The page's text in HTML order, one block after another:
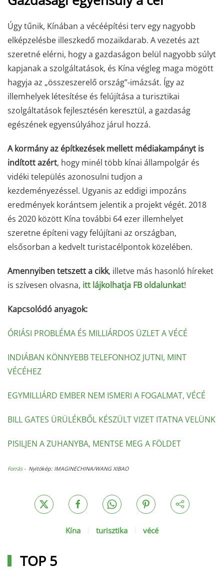
Úgy tűnik, Kínában a vécéépítési terv egy nagyobb
elképzelésbe illeszkedő mozaikdarab. A vezetés azt
szeretné elérni, hogy a gazdaságon belül nagyobb súlyt
kapjanak a szolgáltatások, és Kína végleg maga mögött
hagyja az „összeszerelő ország”-imázsát. Így az
illemhelyek létesítése és felújítása a turisztikai
szolgáltatások fejlesztésén keresztül, a gazdaság
egészének egyensúlyához járul hozzá.
A kormány az építkezések mellett médiakampányt is
indított azért, hogy minél több kínai állampolgár és
vidéki település azonosulni tudjon a
kezdeményezéssel. Ugyanis az eddigi impozáns
eredmények korántsem jelentik a projekt végét. 2018
és 2020 között Kína további 64 ezer illemhelyet
szeretne építeni vagy felújítani az országban,
elsősorban a kedvelt turistacélpontok közelében.
Amennyiben tetszett a cikk, illetve más hasonló híreket
is szívesen olvasna, itt lájkolhatja FB oldalunkat!
Kapcsolódó anyagok:
ÓRIÁSI PROBLÉMA ÉS MILLIÁRDOS ÜZLET A VÉCÉ
INDIÁBAN KÖNNYEBB TELEFONHOZ JUTNI, MINT
VÉCÉHEZ
EGYMILLIÁRD EMBER NEM ISMERI A FOGALMAT, VÉCÉ
BILL GATES ÜRÜLÉKBŐL KÉSZÜLT VIZET ITATNA VELÜNK
PISILJEN A ZUHANYBA, MENTSE MEG A FÖLDET
Forrás - Nyitókép: IMAGINECHINA/WANG XIBAO
Kína turisztika vécé
TOP 5